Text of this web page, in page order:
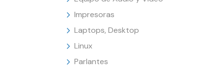
Impresoras
Laptops, Desktop
Linux
Parlantes